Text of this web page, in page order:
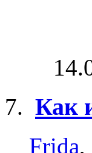
Как
Frida,